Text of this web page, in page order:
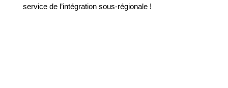
service de l’intégration sous-régionale !